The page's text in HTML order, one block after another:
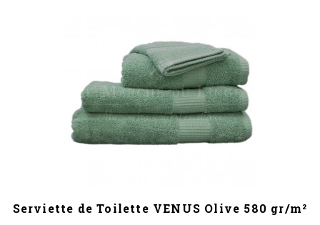
Serviette de Toilette VENUS Olive 580 gr/m²